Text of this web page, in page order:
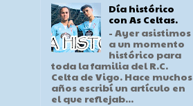
Día histórico
con As Celtas.
- Ayer asistimos
a un momento
histórico para
toda la familia del R.C.
Celta de Vigo. Hace muchos
años escribí un artículo en
el que reflejab...